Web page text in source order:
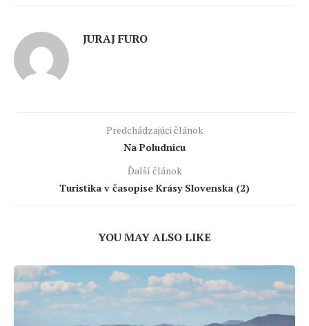
JURAJ FURO
Predchádzajúci článok
Na Poludnicu
Ďalší článok
Turistika v časopise Krásy Slovenska (2)
YOU MAY ALSO LIKE